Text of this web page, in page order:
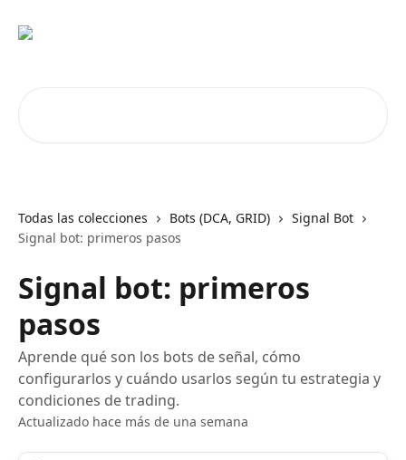
Todas las colecciones Bots (DCA, GRID)
Signal Bot
Signal bot: primeros pasos
Signal bot: primeros
pasos
Aprende qué son los bots de señal, cómo
configurarlos y cuándo usarlos según tu estrategia y
condiciones de trading.
Actualizado hace más de una semana